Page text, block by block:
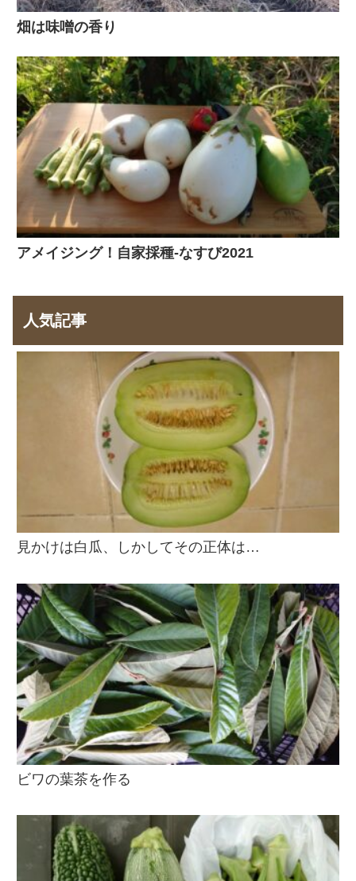
畑は味噌の香り
アメイジング！自家採種-なすび2021
人気記事
見かけは白瓜、しかしてその正体は…
ビワの葉茶を作る